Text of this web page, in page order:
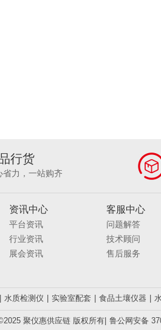
行货
省力，一站购齐
资讯中心
平台资讯
行业资讯
展会资讯
客服中心
问题解答
技术顾问
售后服务
水质检测仪 实验室配套 食品土壤仪器
聚仪惠供应链 版权所有| 鲁公网安备